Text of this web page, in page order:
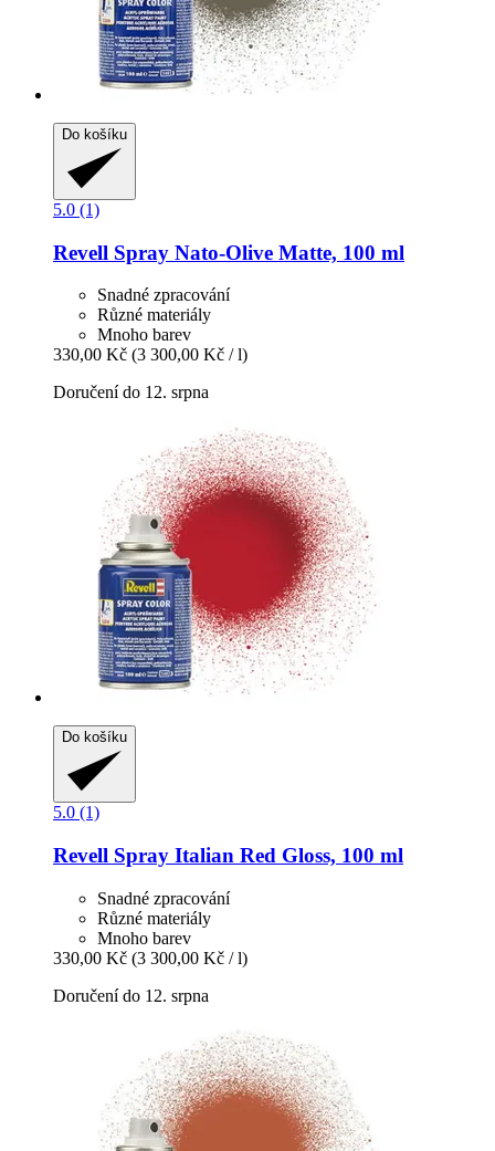
Do košíku
5.0 (1)
Revell Spray Nato-​Olive Matte, 100 ml
Snadné zpracování
Různé materiály
Mnoho barev
330,00 Kč (3 300,00 Kč / l)
Doručení do 12. srpna
Do košíku
5.0 (1)
Revell Spray Italian Red Gloss, 100 ml
Snadné zpracování
Různé materiály
Mnoho barev
330,00 Kč (3 300,00 Kč / l)
Doručení do 12. srpna